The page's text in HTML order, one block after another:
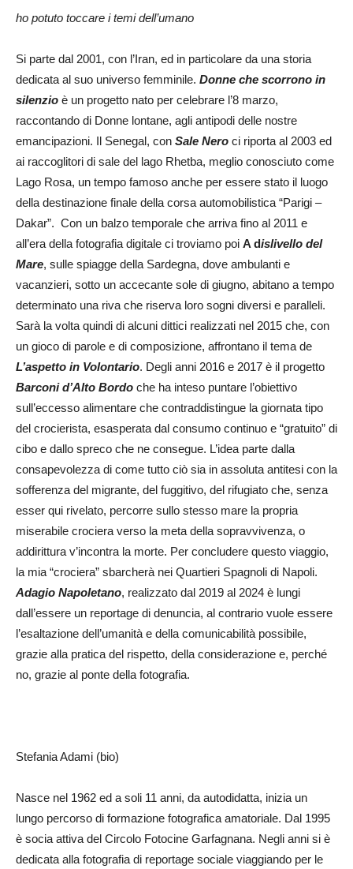
ho potuto toccare i temi dell’umano
Si parte dal 2001, con l’Iran, ed in particolare da una storia
dedicata al suo universo femminile. Donne che scorrono in
silenzio è un progetto nato per celebrare l’8 marzo,
raccontando di Donne lontane, agli antipodi delle nostre
emancipazioni. Il Senegal, con Sale Nero ci riporta al 2003 ed
ai raccoglitori di sale del lago Rhetba, meglio conosciuto come
Lago Rosa, un tempo famoso anche per essere stato il luogo
della destinazione finale della corsa automobilistica “Parigi –
Dakar”. Con un balzo temporale che arriva fino al 2011 e
all’era della fotografia digitale ci troviamo poi A dislivello del
Mare, sulle spiagge della Sardegna, dove ambulanti e
vacanzieri, sotto un accecante sole di giugno, abitano a tempo
determinato una riva che riserva loro sogni diversi e paralleli.
Sarà la volta quindi di alcuni dittici realizzati nel 2015 che, con
un gioco di parole e di composizione, affrontano il tema de
L’aspetto in Volontario. Degli anni 2016 e 2017 è il progetto
Barconi d’Alto Bordo che ha inteso puntare l’obiettivo
sull’eccesso alimentare che contraddistingue la giornata tipo
del crocierista, esasperata dal consumo continuo e “gratuito” di
cibo e dallo spreco che ne consegue. L’idea parte dalla
consapevolezza di come tutto ciò sia in assoluta antitesi con la
sofferenza del migrante, del fuggitivo, del rifugiato che, senza
esser qui rivelato, percorre sullo stesso mare la propria
miserabile crociera verso la meta della sopravvivenza, o
addirittura v’incontra la morte. Per concludere questo viaggio,
la mia “crociera” sbarcherà nei Quartieri Spagnoli di Napoli.
Adagio Napoletano, realizzato dal 2019 al 2024 è lungi
dall’essere un reportage di denuncia, al contrario vuole essere
l’esaltazione dell’umanità e della comunicabilità possibile,
grazie alla pratica del rispetto, della considerazione e, perché
no, grazie al ponte della fotografia.
Stefania Adami (bio)
Nasce nel 1962 ed a soli 11 anni, da autodidatta, inizia un
lungo percorso di formazione fotografica amatoriale. Dal 1995
è socia attiva del Circolo Fotocine Garfagnana. Negli anni si è
dedicata alla fotografia di reportage sociale viaggiando per le